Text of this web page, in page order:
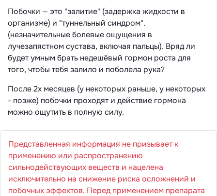
Побочки — это "залитие" (задержка жидкости в
организме) и "туннельный синдром".
(незначительные болевые ощущения в
лучезапястном сустава, включая пальцы). Вряд ли
будет умным брать недешёвый гормон роста для
того, чтобы тебя залило и поболела рука?
После 2х месяцев (у некоторых раньше, у некоторых
- позже) побочки проходят и действие гормона
можно ощутить в полную силу.
Представленная информация не призывает к
применению или распространению
сильнодействующих веществ и нацелена
исключительно на снижение риска осложнений и
побочных эффектов. Перед применением препарата